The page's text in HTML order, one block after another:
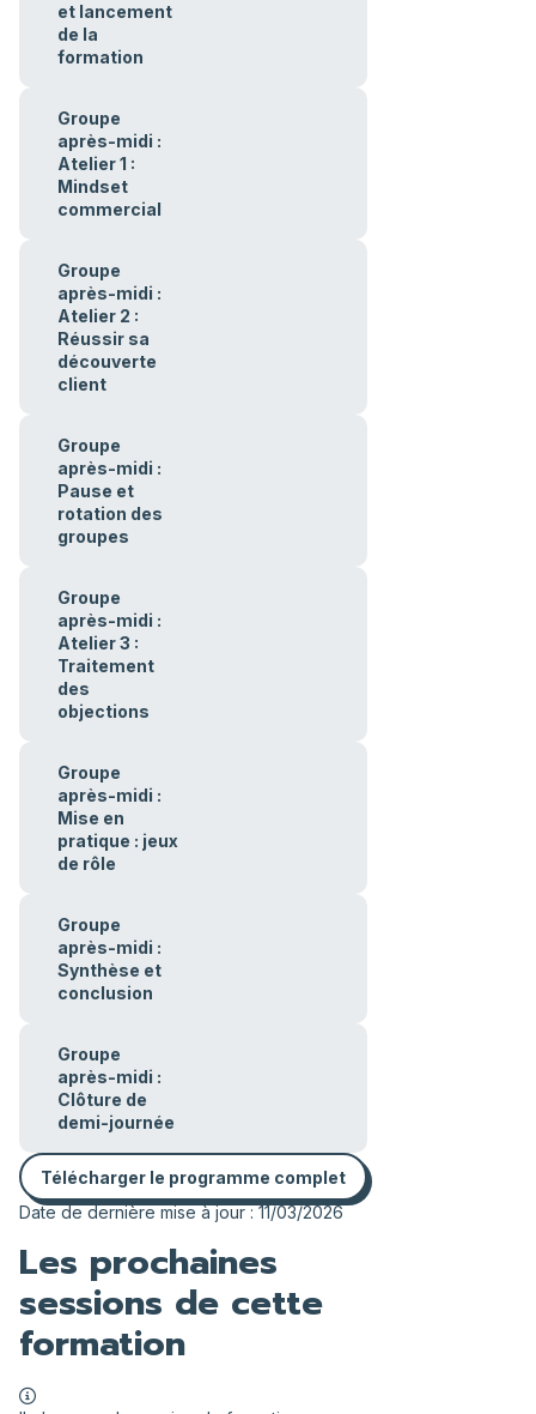
et lancement
de la
formation
Groupe
après-midi :
Atelier 1 :
Mindset
commercial
Groupe
après-midi :
Atelier 2 :
Réussir sa
découverte
client
Groupe
après-midi :
Pause et
rotation des
groupes
Groupe
après-midi :
Atelier 3 :
Traitement
des
objections
Groupe
après-midi :
Mise en
pratique : jeux
de rôle
Groupe
après-midi :
Synthèse et
conclusion
Groupe
après-midi :
Clôture de
demi-journée
Télécharger le programme complet
Date de dernière mise à jour : 11/03/2026
Les prochaines
sessions de cette
formation